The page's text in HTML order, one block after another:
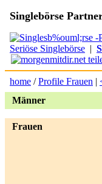
Singlebörse
Seriöse Singlebörse |
home /Profile Frauen |
Männer
Frauen